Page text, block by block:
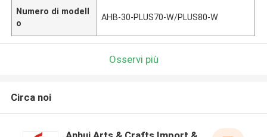
Numero di modell
o
AHB-30-PLUS70-W/PLUS80-W
Osservi più
Circa noi